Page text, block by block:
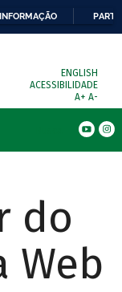
ENGLISH
ACESSIBILIDADE
A+ A-
do
Web